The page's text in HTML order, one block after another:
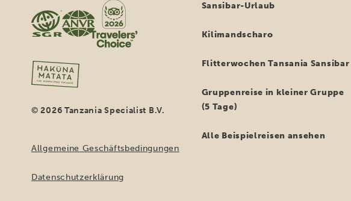
© 2026 Tanzania Specialist B.V.
Allgemeine Geschäftsbedingungen
Datenschutzerklärung
Sansibar-Urlaub
Kilimandscharo
Flitterwochen Tansania Sansibar
Gruppenreise in kleiner Gruppe
(5 Tage)
Alle Beispielreisen ansehen